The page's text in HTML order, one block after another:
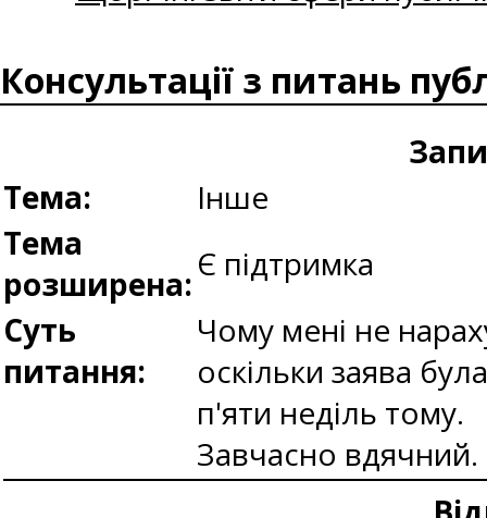
Консультації з питань
Тема:
Інше
Тема
розширена:Є підтримка
Суть
питання:
Чому мені не
оскільки заява
п'яти неділь тому.
Завчасно вдячний.